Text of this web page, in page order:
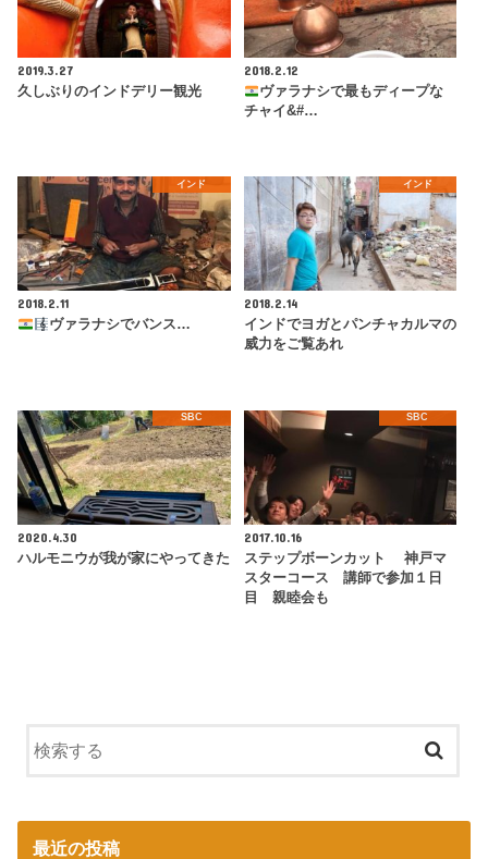
2019.3.27
久しぶりのインドデリー観光
2018.2.12
ヴァラナシで最もディープな
チャイ&#…
インド
2018.2.11
ヴァラナシでバンス…
インド
2018.2.14
インドでヨガとパンチャカルマの
威力をご覧あれ
SBC
2020.4.30
ハルモニウが我が家にやってきた
SBC
2017.10.16
ステップボーンカット 神戸マ
スターコース 講師で参加１日
目 親睦会も
最近の投稿